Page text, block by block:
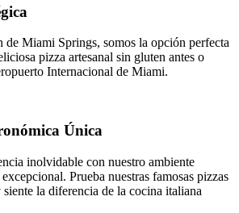
de Miami Springs, somos la opción perfecta
pizza artesanal sin gluten antes o
Internacional de Miami.
Única
inolvidable con nuestro ambiente
Prueba nuestras famosas pizzas
siente la diferencia de la cocina italiana